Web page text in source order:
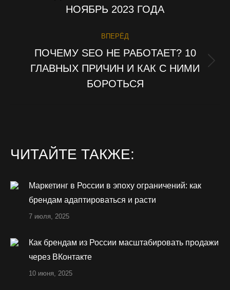
ЗАПИСЯМ
запись:
НОЯБРЬ 2023 ГОДА
ВПЕРЁД
Следующая
запись:
ПОЧЕМУ SEO НЕ РАБОТАЕТ? 10
ГЛАВНЫХ ПРИЧИН И КАК С НИМИ
БОРОТЬСЯ
ЧИТАЙТЕ ТАКЖЕ:
Маркетинг в России в эпоху ограничений: как
брендам адаптироваться и расти
7 июля, 2025
Как брендам из России масштабировать продажи
через ВКонтакте
10 июня, 2025